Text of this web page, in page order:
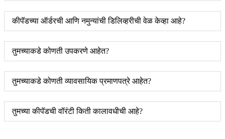
कीपॅडच्या ऑर्डरची आणि नमुन्यांची डिलिव्हरीची वेळ केव्हा आहे?
तुमच्याकडे कोणती उपकरणे आहेत?
तुमच्याकडे कोणती व्यावसायिक प्रमाणपत्रे आहेत?
तुमच्या कीपॅडची वॉरंटी किती कालावधीची आहे?